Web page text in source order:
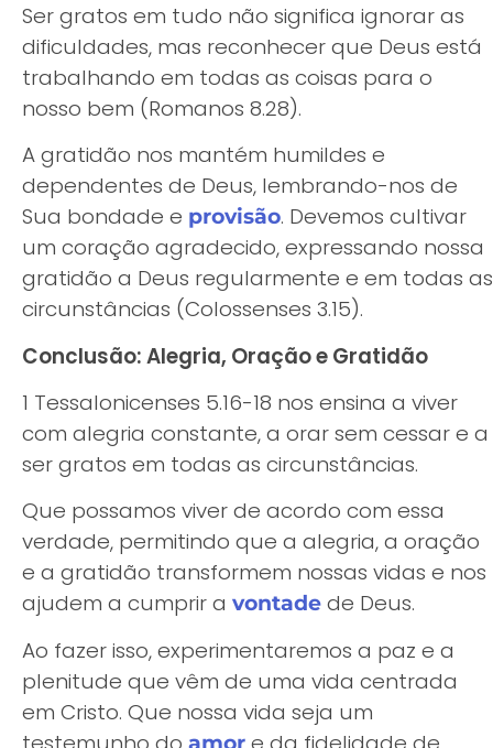
Ser gratos em tudo não significa ignorar as
dificuldades, mas reconhecer que Deus está
trabalhando em todas as coisas para o
nosso bem (Romanos 8.28).
A gratidão nos mantém humildes e
dependentes de Deus, lembrando-nos de
Sua bondade e provisão. Devemos cultivar
um coração agradecido, expressando nossa
gratidão a Deus regularmente e em todas as
circunstâncias (Colossenses 3.15).
Conclusão: Alegria, Oração e Gratidão
1 Tessalonicenses 5.16-18 nos ensina a viver
com alegria constante, a orar sem cessar e a
ser gratos em todas as circunstâncias.
Que possamos viver de acordo com essa
verdade, permitindo que a alegria, a oração
e a gratidão transformem nossas vidas e nos
ajudem a cumprir a vontade de Deus.
Ao fazer isso, experimentaremos a paz e a
plenitude que vêm de uma vida centrada
em Cristo. Que nossa vida seja um
amor